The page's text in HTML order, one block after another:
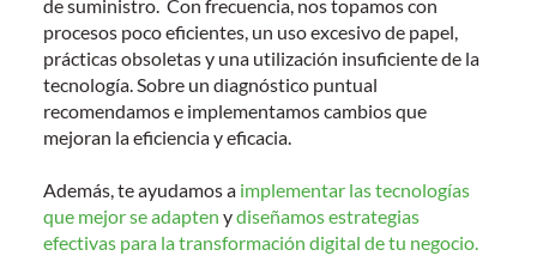
de suministro. Con frecuencia, nos topamos con
procesos poco eficientes, un uso excesivo de papel,
prácticas obsoletas y una utilización insuficiente de la
tecnología. Sobre un diagnóstico puntual
recomendamos e implementamos cambios que
mejoran la eficiencia y eficacia.
Además, te ayudamos aimplementar las tecnologías
que mejor se adapten ydiseñamos estrategias
efectivas para la transformación digital de tu negocio.